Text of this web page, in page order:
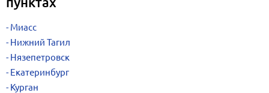
Миасс
Нижний Тагил
Нязепетровск
Екатеринбург
Курган